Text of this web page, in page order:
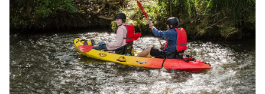
Preneste sa späť do časov lomeného oblúka a
fresiek. Objavte vzácne kostolíky, ktorých steny
zdobia fresky talianskych majstrov. Ukrývajú sa
po celom Gemeri. Príďte ich objaviť!
Zistiť viac